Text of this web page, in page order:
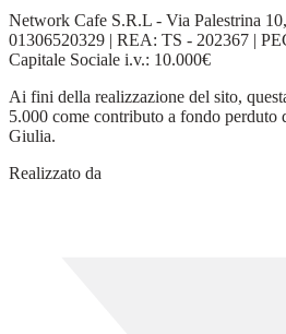
Network Cafe S.R.L - Via Palestrina
01306520329 | REA: TS - 202367 |
Capitale Sociale i.v.: 10.000€
Ai fini della realizzazione del sito,
5.000 come contributo a fondo perduto
Giulia.
Realizzato da